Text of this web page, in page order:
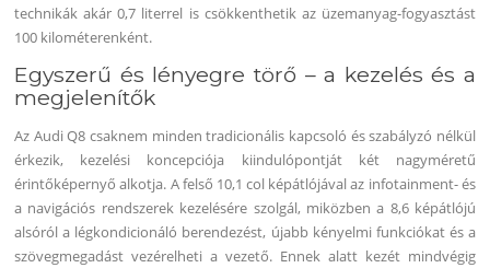
technikák akár 0,7 literrel is csökkenthetik az üzemanyag-fogyasztást
100 kilométerenként.
Egyszerű és lényegre törő – a kezelés és a
megjelenítők
Az Audi Q8 csaknem minden tradicionális kapcsoló és szabályzó nélkül
érkezik, kezelési koncepciója kiindulópontját két nagyméretű
érintőképernyő alkotja. A felső 10,1 col képátlójával az infotainment- és
a navigációs rendszerek kezelésére szolgál, miközben a 8,6 képátlójú
alsóról a légkondicionáló berendezést, újabb kényelmi funkciókat és a
szövegmegadást vezérelheti a vezető. Ennek alatt kezét mindvégig